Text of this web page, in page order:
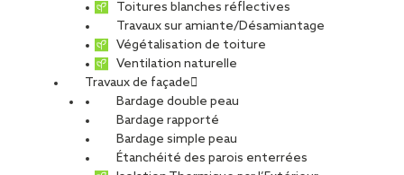
Toitures blanches réflectives
Travaux sur amiante/Désamiantage
Végétalisation de toiture
Ventilation naturelle
Travaux de façade
Bardage double peau
Bardage rapporté
Bardage simple peau
Étanchéité des parois enterrées
Sécurisation de toiture, une activité en
plein essor :
Parce que l’engagement fait partie des gènes de SOPREMA
ENTREPRISES, nous renforçons nos compétences techniques et
réglementaires liées à la sécurisation de toiture. Notre démarche
professionnelle et ambitieuse résulte de notre stratégie de